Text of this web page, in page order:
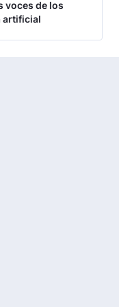
voces de los
artificial